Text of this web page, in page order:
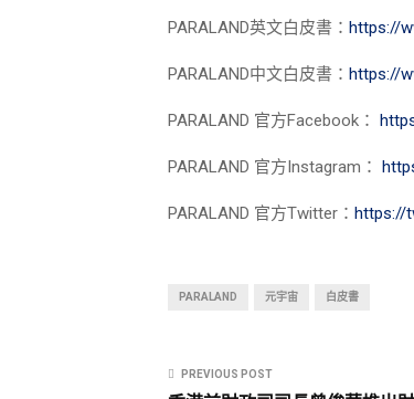
PARALAND英文白皮書： https://
PARALAND中文白皮書： https://
PARALAND 官方Facebook：
PARALAND 官方Instagram：
PARALAND 官方Twitter： https://
PARALAND 元宇宙 白皮書
PREVIOUS POST